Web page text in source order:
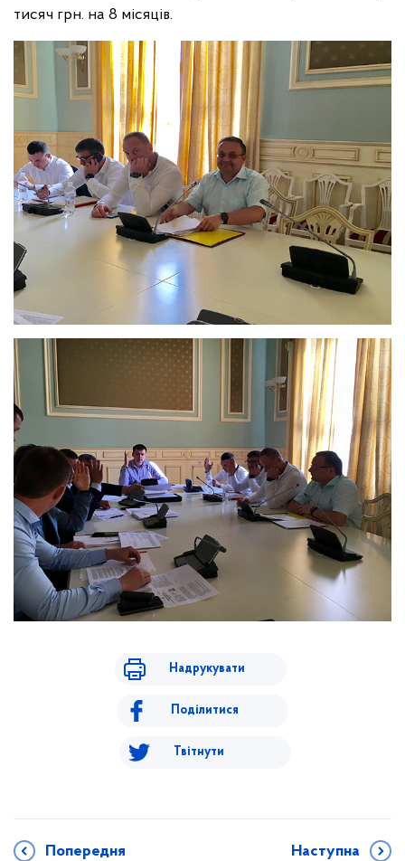
тисяч грн. на 8 місяців.
Надрукувати
Поділитися
Твітнути
Попередня Наступна